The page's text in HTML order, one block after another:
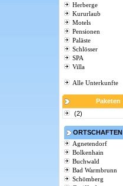
Herberge
Kururlaub
Motels
Pensionen
Paläste
Schlösser
SPA
Villa
Alle Unterkunfte
Paketen
(2)
ORTSCHAFTEN
Agnetendorf
Bolkenhain
Buchwald
Bad Warmbrunn
Schömberg